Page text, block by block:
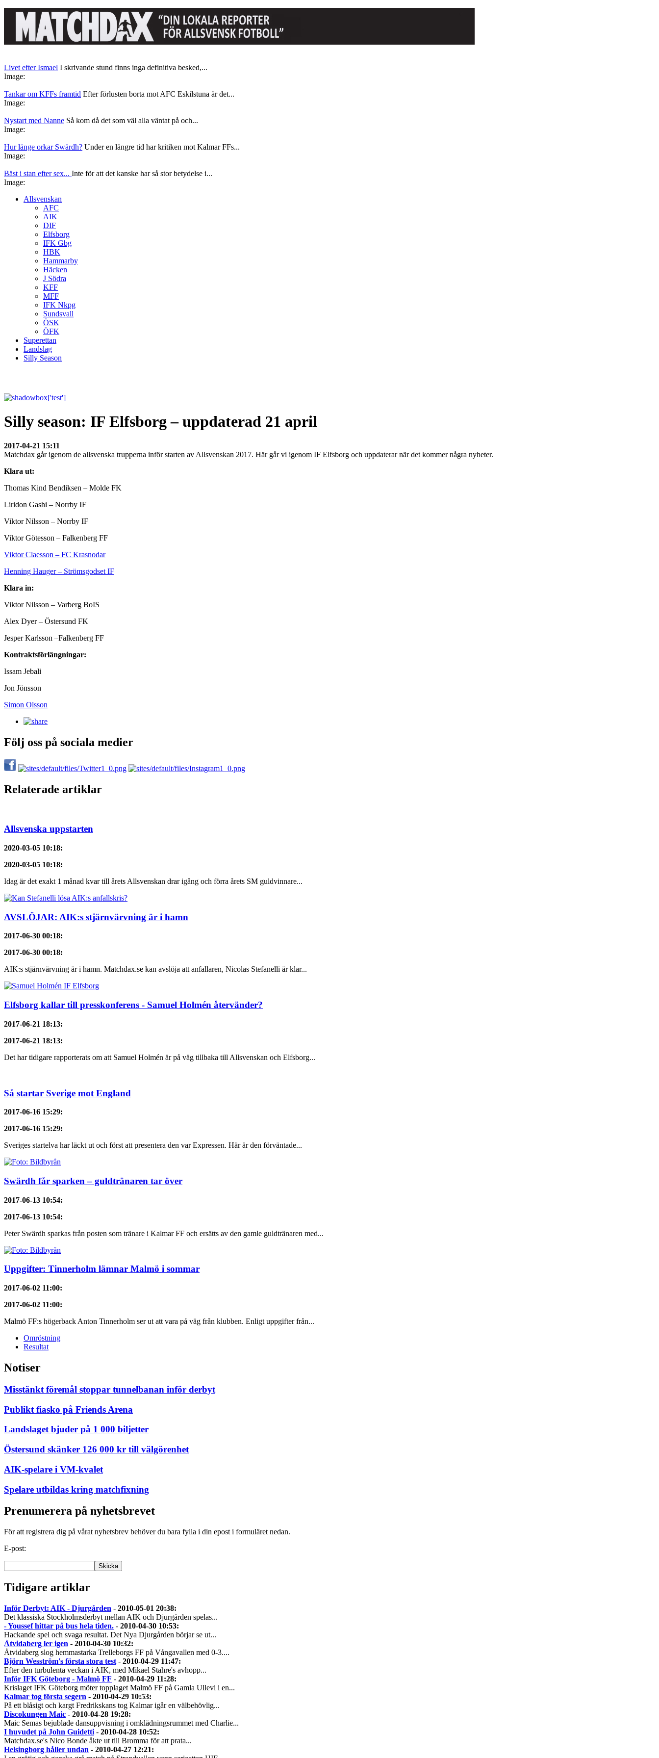
Livet efter Ismael I skrivande stund finns inga definitiva besked,...
Image:
Tankar om KFFs framtid Efter förlusten borta mot AFC Eskilstuna är det...
Image:
Nystart med Nanne Så kom då det som väl alla väntat på och...
Image:
Hur länge orkar Swärdh? Under en längre tid har kritiken mot Kalmar FFs...
Image:
Bäst i stan efter sex... Inte för att det kanske har så stor betydelse i...
Image:
Allsvenskan
AFC
AIK
DIF
Elfsborg
IFK Gbg
HBK
Hammarby
Häcken
J Södra
KFF
MFF
IFK Nkpg
Sundsvall
ÖSK
ÖFK
Superettan
Landslag
Silly Season
Silly season: IF Elfsborg – uppdaterad 21 april
2017-04-21 15:11
Matchdax går igenom de allsvenska trupperna inför starten av Allsvenskan 2017. Här går vi igenom IF Elfsborg och uppdaterar när det kommer några nyheter.
Klara ut:
Thomas Kind Bendiksen – Molde FK
Liridon Gashi – Norrby IF
Viktor Nilsson – Norrby IF
Viktor Götesson – Falkenberg FF
Viktor Claesson – FC Krasnodar
Henning Hauger – Strömsgodset IF
Klara in:
Viktor Nilsson – Varberg BoIS
Alex Dyer – Östersund FK
Jesper Karlsson –Falkenberg FF
Kontraktsförlängningar:
Issam Jebali
Jon Jönsson
Simon Olsson
Följ oss på sociala medier
Relaterade artiklar
Allsvenska uppstarten
2020-03-05 10:18:
2020-03-05 10:18:
Idag är det exakt 1 månad kvar till årets Allsvenskan drar igång och förra årets SM guldvinnare...
AVSLÖJAR: AIK:s stjärnvärvning är i hamn
2017-06-30 00:18:
2017-06-30 00:18:
AIK:s stjärnvärvning är i hamn. Matchdax.se kan avslöja att anfallaren, Nicolas Stefanelli är klar...
Elfsborg kallar till presskonferens - Samuel Holmén återvänder?
2017-06-21 18:13:
2017-06-21 18:13:
Det har tidigare rapporterats om att Samuel Holmén är på väg tillbaka till Allsvenskan och Elfsborg...
Så startar Sverige mot England
2017-06-16 15:29:
2017-06-16 15:29:
Sveriges startelva har läckt ut och först att presentera den var Expressen. Här är den förväntade...
Swärdh får sparken – guldtränaren tar över
2017-06-13 10:54:
2017-06-13 10:54:
Peter Swärdh sparkas från posten som tränare i Kalmar FF och ersätts av den gamle guldtränaren med...
Uppgifter: Tinnerholm lämnar Malmö i sommar
2017-06-02 11:00:
2017-06-02 11:00:
Malmö FF:s högerback Anton Tinnerholm ser ut att vara på väg från klubben. Enligt uppgifter från...
Omröstning
Resultat
Notiser
Misstänkt föremål stoppar tunnelbanan inför derbyt
Publikt fiasko på Friends Arena
Landslaget bjuder på 1 000 biljetter
Östersund skänker 126 000 kr till välgörenhet
AIK-spelare i VM-kvalet
Spelare utbildas kring matchfixning
Prenumerera på nyhetsbrevet
För att registrera dig på vårat nyhetsbrev behöver du bara fylla i din epost i formuläret nedan.
E-post:
Tidigare artiklar
Inför Derbyt: AIK - Djurgården - 2010-05-01 20:38:
Det klassiska Stockholmsderbyt mellan AIK och Djurgården spelas...
- Youssef hittar på bus hela tiden. - 2010-04-30 10:53:
Hackande spel och svaga resultat. Det Nya Djurgården börjar se ut...
Åtvidaberg ler igen - 2010-04-30 10:32:
Åtvidaberg slog hemmastarka Trelleborgs FF på Vångavallen med 0-3....
Björn Wesström's första stora test - 2010-04-29 11:47:
Efter den turbulenta veckan i AIK, med Mikael Stahre's avhopp...
Inför IFK Göteborg - Malmö FF - 2010-04-29 11:28:
Krislaget IFK Göteborg möter topplaget Malmö FF på Gamla Ullevi i en...
Kalmar tog första segern - 2010-04-29 10:53:
På ett blåsigt och kargt Fredrikskans tog Kalmar igår en välbehövlig...
Discokungen Maic - 2010-04-28 19:28:
Maic Semas bejublade dansuppvisning i omklädningsrummet med Charlie...
I huvudet på John Guidetti - 2010-04-28 10:52:
Matchdax.se's Nico Bonde åkte ut till Bromma för att prata...
Helsingborg håller undan - 2010-04-27 12:21: